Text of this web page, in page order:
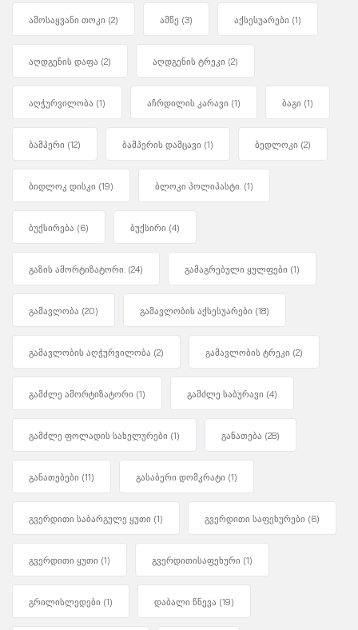
ამოსაყვანი თოკი (2) ამწე (3) აქსესუარები (1)
აღდგენის დაფა (2) აღდგენის ტრეკი (2)
აღჭურვილობა (1) აჩრდილის კარავი (1) ბაგი (1)
ბამპერი (12) ბამპერის დამცავი (1) ბედლოკი (2)
ბიდლოკ დისკი (19) ბლოკი პოლიპასტი. (1)
ბუქსირება (6) ბუქსირი (4)
გაზის ამორტიზატორი. (24) გამაგრებული ყულფები (1)
გამავლობა (20) გამავლობის აქსესუარები (18)
გამავლობის აღჭურვილობა (2) გამავლობის ტრეკი (2)
გამძლე ამორტიზატორი (1) გამძლე საბურავი (4)
გამძლე ფოლადის სახელურები (1) განათება (28)
განათებები (11) გასაბერი დომკრატი (1)
გვერდითი საბარგულე ყუთი (1) გვერდითი საფეხურები (6)
გვერდითი ყუთი (1) გვერდითისაფეხური (1)
გრილისლედები (1) დაბალი წნევა (19)